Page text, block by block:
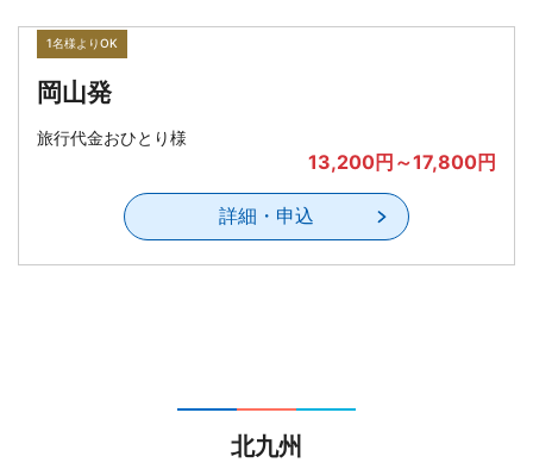
1名様よりOK
岡山発
旅行代金おひとり様
13,200円～17,800円
詳細・申込
北九州